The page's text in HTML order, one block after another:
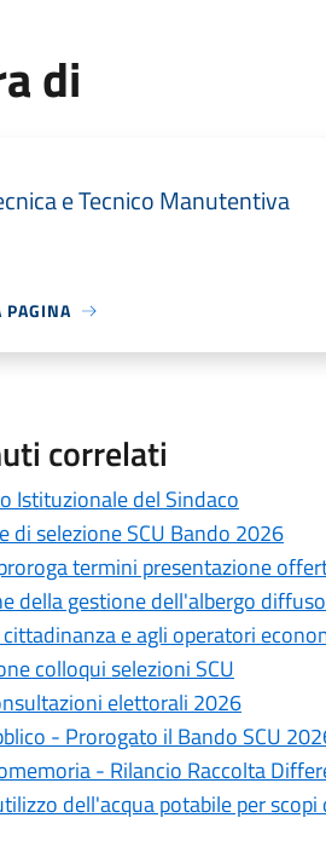
di
e Tecnico Manutentiva
PAGINA
correlati
Istituzionale del Sindaco
di selezione SCU Bando 2026
termini presentazione
della gestione dell'albergo
e agli operatori
colloqui selezioni SCU
elettorali 2026
- Prorogato il Bando SCU
- Rilancio Raccolta
dell'acqua potabile per